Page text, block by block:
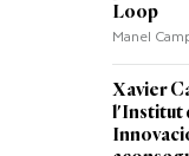
Loop
Manel
Xavier
l'Institut